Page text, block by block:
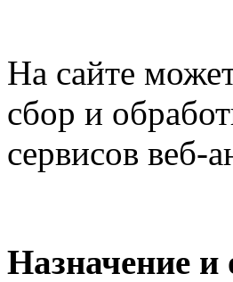
На сайте
сбор и
сервисов веб-
Назначение и